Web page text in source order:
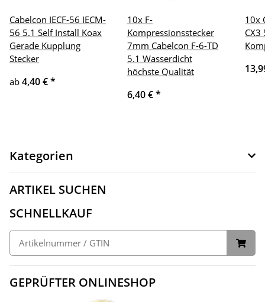
Cabelcon IECF-56 IECM-
56 5.1 Self Install Koax
Gerade Kupplung
Stecker
ab 4,40 €*
10x F-
Kompressionsstecker
7mm Cabelcon F-6-TD
5.1 Wasserdicht
höchste Qualität
6,40 €*
10x
CX3
Kategorien
ARTIKEL SUCHEN
SCHNELLKAUF
GEPRÜFTER ONLINESHOP